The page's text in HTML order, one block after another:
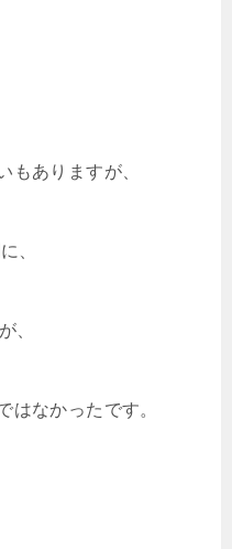
もありますが、
、
、
はなかったです。